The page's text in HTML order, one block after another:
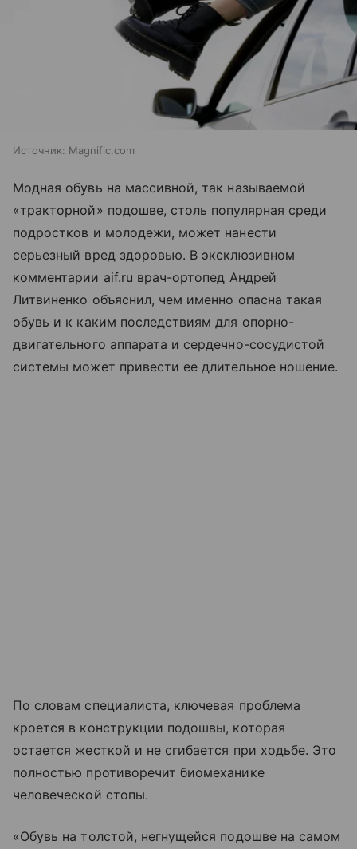
Источник: Magnific.com
Модная обувь на массивной, так называемой
«тракторной» подошве, столь популярная среди
подростков и молодежи, может нанести
серьезный вред здоровью. В эксклюзивном
комментарии aif.ru врач-ортопед Андрей
Литвиненко объяснил, чем именно опасна такая
обувь и к каким последствиям для опорно-
двигательного аппарата и сердечно-сосудистой
системы может привести ее длительное ношение.
По словам специалиста, ключевая проблема
кроется в конструкции подошвы, которая
остается жесткой и не сгибается при ходьбе. Это
полностью противоречит биомеханике
человеческой стопы.
«Обувь на толстой, негнущейся подошве на самом